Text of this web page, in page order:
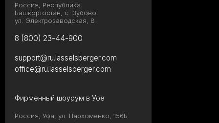
Россия, Республика
Башкортостан, с. Зубово,
ул. Электрозаводская, 8
8 (800) 23-44-900
Фирменный шоурум в Уфе
Россия, Уфа, ул. Пархоменко, 156Б
support@ru.lasselsberger.com
office@ru.lasselsberger.com